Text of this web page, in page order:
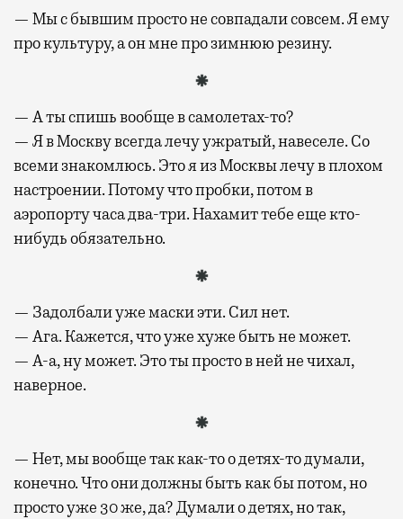
— Мы с бывшим просто не совпадали совсем. Я ему
про культуру, а он мне про зимнюю резину.
— А ты спишь вообще в самолетах-то?
— Я в Москву всегда лечу ужратый, навеселе. Со
всеми знакомлюсь. Это я из Москвы лечу в плохом
настроении. Потому что пробки, потом в
аэропорту часа два-три. Нахамит тебе еще кто-
нибудь обязательно.
— Задолбали уже маски эти. Сил нет.
— Ага. Кажется, что уже хуже быть не может.
— А-а, ну может. Это ты просто в ней не чихал,
наверное.
— Нет, мы вообще так как-то о детях-то думали,
конечно. Что они должны быть как бы потом, но
просто уже 30 же, да? Думали о детях, но так,